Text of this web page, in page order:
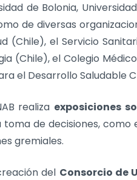
de Bolonia,
de diversas
(Chile), el Servicio
(Chile), el Colegio
el Desarrollo Saludable
realiza exposiciones
de decisiones, como
gremiales.
del Consorcio de